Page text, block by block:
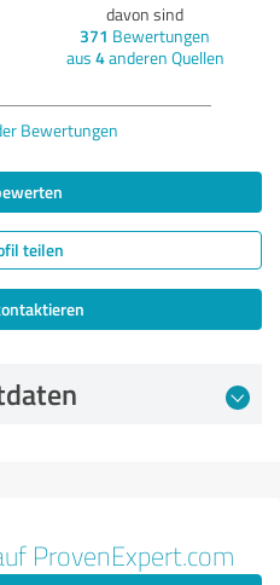
davon sind
371 Bewertungen
aus 4anderen Quellen
Bewertungen
teilen
ProvenExpert.com